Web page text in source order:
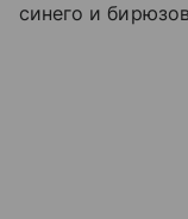
синего и